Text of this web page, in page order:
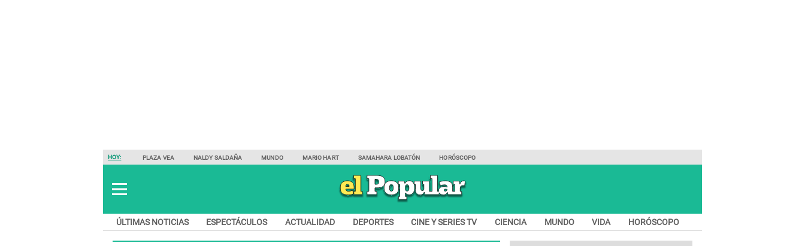
HOY: PLAZA VEA NALDY SALDAÑA MUNDO MARIO HART SAMAHARA LOBATÓN HORÓSCOPO
ÚLTIMAS NOTICIAS ESPECTÁCULOS ACTUALIDAD DEPORTES CINE Y SERIES TV CIENCIA MUNDO VIDA HORÓSCOPO